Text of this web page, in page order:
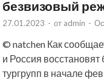
безвизовый
27.01.2023 - от admin -
© natchen Как
и Россия
тургрупп в начале